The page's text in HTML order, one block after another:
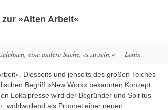
»Alten Arbeit«
eine andere Sache, es zu sein.« — Lenin
Diesseits und jenseits des großen Teiches
Begriff »New Work« bekannten Konzept
Lokalpresse wird der Begründer und Spiritus
wohlwollend als Prophet einer neuen